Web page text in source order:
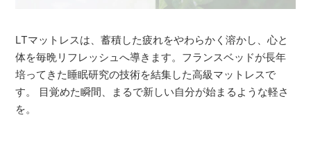
LTマットレスは、蓄積した疲れをやわらかく溶かし、心と
体を毎晩リフレッシュへ導きます。フランスベッドが長年
培ってきた睡眠研究の技術を結集した高級マットレスで
す。 目覚めた瞬間、まるで新しい自分が始まるような軽さ
を。